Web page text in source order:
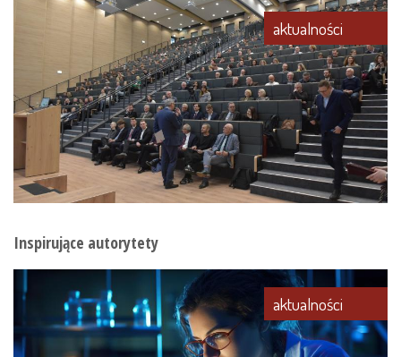
aktualności
Inspirujące autorytety
aktualności